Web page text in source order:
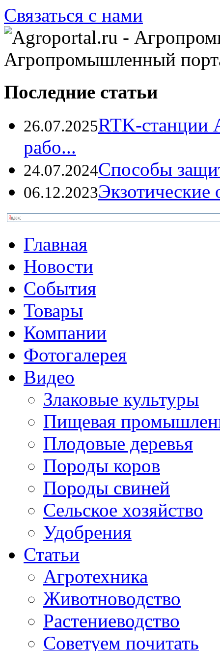
Связаться с нами
Агропромышленный
Последние статьи
26.07.2025RTK-станции
рабо...
24.07.2024Способы
06.12.2023
Главная
Новости
События
Товары
Компании
Фотогалерея
Видео
Злаковые культуры
Пищевая
Плодовые деревья
Породы коров
Породы свиней
Сельское хозяйство
Удобрения
Статьи
Агротехника
Животноводство
Растениеводство
Советуем почитать